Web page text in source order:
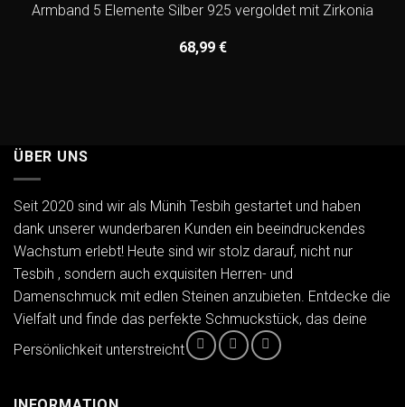
Armband 5 Elemente Silber 925 vergoldet mit Zirkonia
68,99 €
ÜBER UNS
Seit 2020 sind wir als Münih Tesbih gestartet und haben
dank unserer wunderbaren Kunden ein beeindruckendes
Wachstum erlebt! Heute sind wir stolz darauf, nicht nur
Tesbih , sondern auch exquisiten Herren- und
Damenschmuck mit edlen Steinen anzubieten. Entdecke die
Vielfalt und finde das perfekte Schmuckstück, das deine
Persönlichkeit unterstreicht